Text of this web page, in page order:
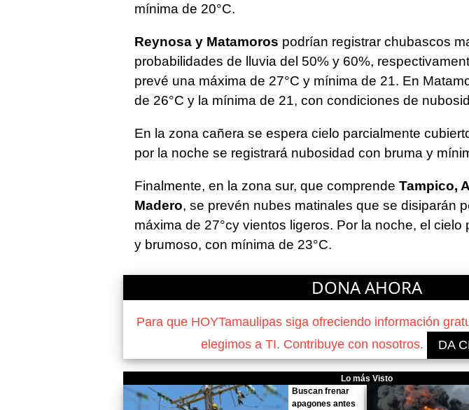
mínima de 20°C.
Reynosa y Matamoros podrían registrar chubascos
probabilidades de lluvia del 50% y 60%,
prevé una máxima de 27°C y mínima de 21. En
de 26°C y la mínima de 21, con condiciones de
En la zona cañera se espera cielo parcialmente
por la noche se registrará nubosidad con bruma y
Finalmente, en la zona sur, que comprende Tampico,
Madero, se prevén nubes matinales que se disiparán
máxima de 27°cy vientos ligeros. Por la noche, el cielo
y brumoso, con mínima de 23°C.
DONA AHORA
Para que HOYTamaulipas siga ofreciendo información
elegimos a TI. Contribuye con nosotros.
DA
Lo más Visto
Buscan frenar
apagones antes